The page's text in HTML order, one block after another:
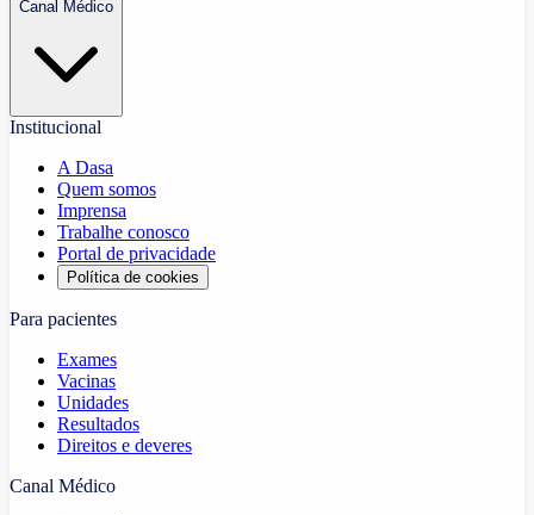
Canal Médico
Institucional
A Dasa
Quem somos
Imprensa
Trabalhe conosco
Portal de privacidade
Política de cookies
Para pacientes
Exames
Vacinas
Unidades
Resultados
Direitos e deveres
Canal Médico